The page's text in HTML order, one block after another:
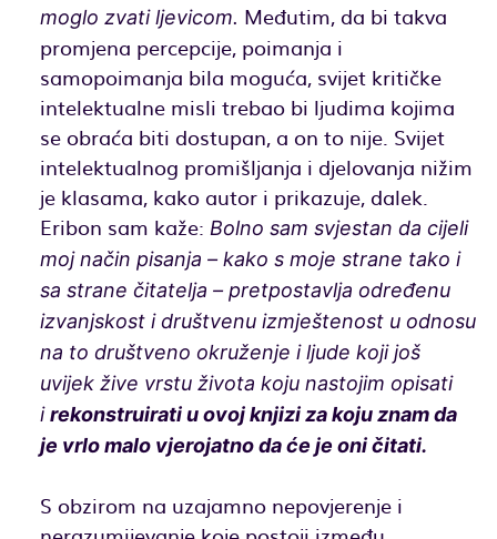
moglo zvati ljevicom. Međutim, da bi takva
promjena percepcije, poimanja i
samopoimanja bila moguća, svijet kritičke
intelektualne misli trebao bi ljudima kojima
se obraća biti dostupan, a on to nije. Svijet
intelektualnog promišljanja i djelovanja nižim
je klasama, kako autor i prikazuje, dalek.
Eribon sam kaže: Bolno sam svjestan da cijeli
moj način pisanja – kako s moje strane tako i
sa strane čitatelja – pretpostavlja određenu
izvanjskost i društvenu izmještenost u odnosu
na to društveno okruženje i ljude koji još
uvijek žive vrstu života koju nastojim opisati
irekonstruirati u ovoj knjizi za koju znam da
je vrlo malo vjerojatno da će je oni čitati.
S obzirom na uzajamno nepovjerenje i